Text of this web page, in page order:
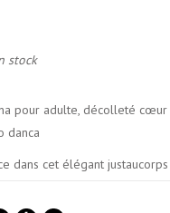
stock
pour adulte, décolleté
danca
dans cet élégant